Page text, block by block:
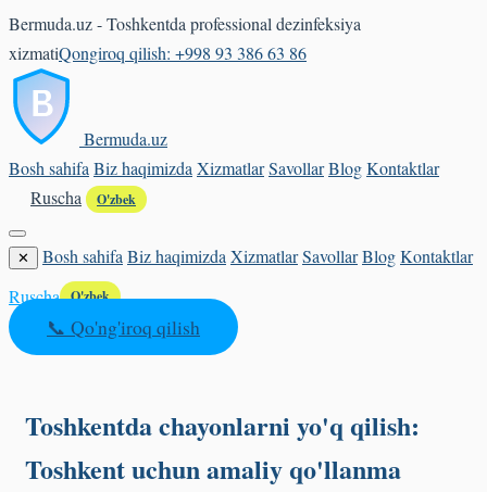
Bermuda.uz - Toshkentda professional dezinfeksiya
xizmatiQongiroq qilish: +998 93 386 63 86
Bermuda.uz
Bosh sahifa Biz haqimizda XizmatlarSavollarBlogKontaktlar
Ruscha
O'zbek
✕ Bosh sahifa Biz haqimizda XizmatlarSavollarBlogKontaktlar
Ruscha O'zbek
📞 Qo'ng'iroq qilish
Toshkentda chayonlarni yo'q qilish:
Toshkent uchun amaliy qo'llanma